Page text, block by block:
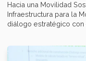
Hacia una Movilidad
Infraestructura para la
diálogo estratégico con